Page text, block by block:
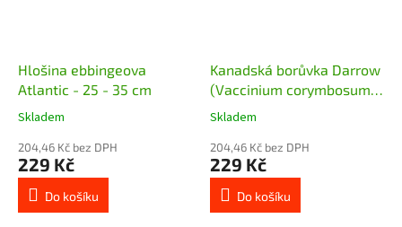
Hlošina ebbingeova
Atlantic - 25 - 35 cm
Skladem
204,46 Kč bez DPH
229 Kč
Do košíku
Kanadská borůvka Darrow
(Vaccinium corymbosum
Darrow) - 30 - 40 cm
Skladem
204,46 Kč bez DPH
229 Kč
Do košíku